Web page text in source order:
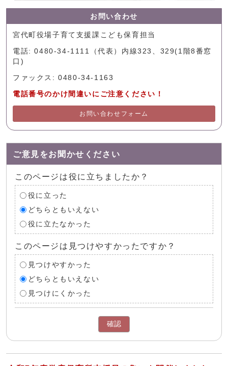
お問い合わせ
宮代町役場子育て支援課こども保育担当
電話: 0480-34-1111（代表）内線323、329(1階8番窓
口)
ファックス: 0480-34-1163
電話番号のかけ間違いにご注意ください！
お問い合わせフォーム
ご意見をお聞かせください
このページは役に立ちましたか？
役に立った
どちらともいえない
役に立たなかった
このページは見つけやすかったですか？
見つけやすかった
どちらともいえない
見つけにくかった
確認